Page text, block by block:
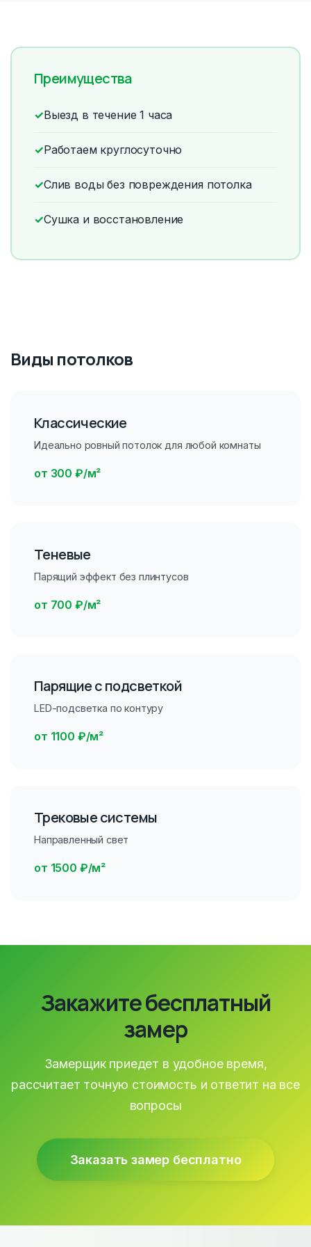
Преимущества
✓Выезд в течение 1 часа
✓Работаем круглосуточно
✓Слив воды без повреждения потолка
✓Сушка и восстановление
Виды потолков
Классические
Идеально ровный потолок для любой комнаты
от 300 ₽/м²
Теневые
Парящий эффект без плинтусов
от 700 ₽/м²
Парящие с подсветкой
LED-подсветка по контуру
от 1100 ₽/м²
Трековые системы
Направленный свет
от 1500 ₽/м²
Закажите бесплатный
замер
Замерщик приедет в удобное время,
рассчитает точную стоимость и ответит на все
вопросы
Заказать замер бесплатно